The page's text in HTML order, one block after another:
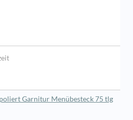
Garnitur Menübesteck 75 tlg